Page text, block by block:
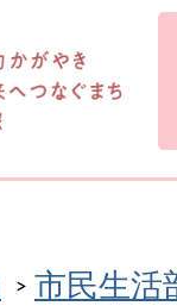
市民生活